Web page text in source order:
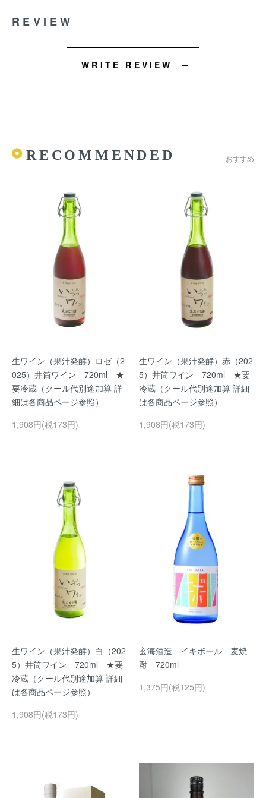
REVIEW
WRITE REVIEW
RECOMMENDED おすすめ
生ワイン（果汁発酵）ロゼ（2
025）井筒ワイン 720ml ★
要冷蔵（クール代別途加算 詳
細は各商品ページ参照）
1,908円(税173円)
生ワイン（果汁発酵）赤（202
5）井筒ワイン 720ml ★要
冷蔵（クール代別途加算 詳細
は各商品ページ参照）
1,908円(税173円)
生ワイン（果汁発酵）白（202
5）井筒ワイン 720ml ★要
冷蔵（クール代別途加算 詳細
は各商品ページ参照）
1,908円(税173円)
玄海酒造 イキボール 麦焼
酎 720ml
1,375円(税125円)